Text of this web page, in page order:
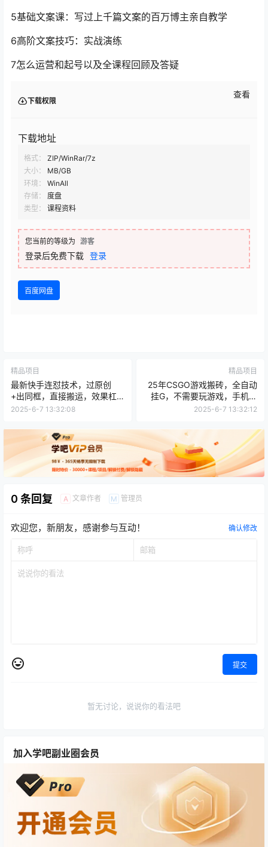
5基础文案课：写过上千篇文案的百万博主亲自教学
6高阶文案技巧：实战演练
7怎么运营和起号以及全课程回顾及答疑
下载权限
查看
下载地址
格式：
ZIP/WinRar/7z
大小：
MB/GB
环境：
WinAll
存储：
度盘
类型：
课程资料
您当前的等级为 游客
登录后免费下载 登录
百度网盘
精品项目
最新快手连怼技术，过原创
+出同框，直接搬运，效果杠
杠的，好物短剧影视都可以
2025-6-7 13:32:08
精品项目
25年CSGO游戏搬砖，全自动
挂G，不需要玩游戏，手机操
作日入3张(不是汇率搬砖)
2025-6-7 13:32:12
0 条回复 A 文章作者 M 管理员
欢迎您，新朋友，感谢参与互动！ 确认修改
提交
暂无讨论，说说你的看法吧
加入学吧副业圈会员